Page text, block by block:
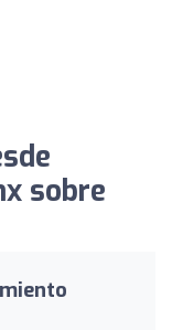
sobre